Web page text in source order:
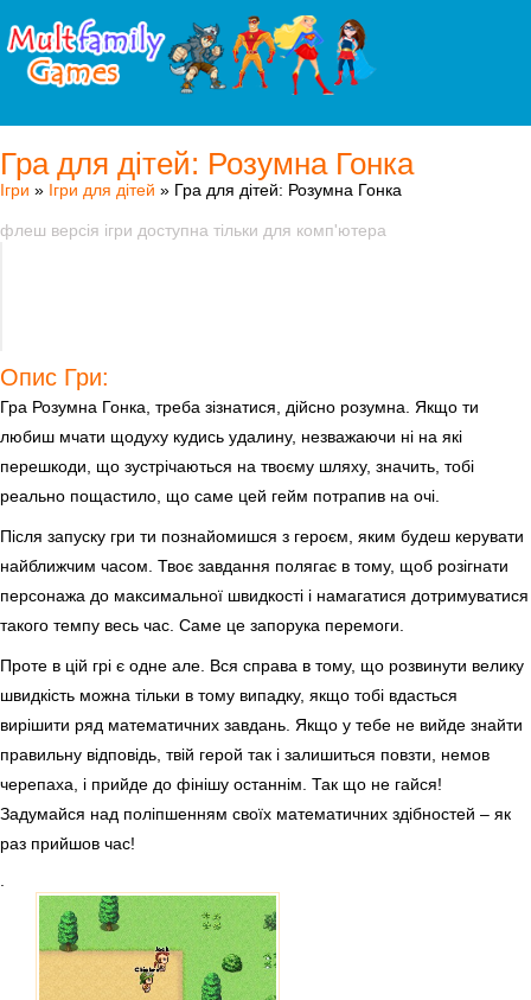
Гра для дітей: Розумна Гонка
Ігри » Ігри для дітей » Гра для дітей: Розумна Гонка
флеш версія ігри доступна тільки для комп'ютера
Опис Гри:
Гра Розумна Гонка, треба зізнатися, дійсно розумна. Якщо ти
любиш мчати щодуху кудись удалину, незважаючи ні на які
перешкоди, що зустрічаються на твоєму шляху, значить, тобі
реально пощастило, що саме цей гейм потрапив на очі.
Після запуску гри ти познайомишся з героєм, яким будеш керувати
найближчим часом. Твоє завдання полягає в тому, щоб розігнати
персонажа до максимальної швидкості і намагатися дотримуватися
такого темпу весь час. Саме це запорука перемоги.
Проте в цій грі є одне але. Вся справа в тому, що розвинути велику
швидкість можна тільки в тому випадку, якщо тобі вдасться
вирішити ряд математичних завдань. Якщо у тебе не вийде знайти
правильну відповідь, твій герой так і залишиться повзти, немов
черепаха, і прийде до фінішу останнім. Так що не гайся!
Задумайся над поліпшенням своїх математичних здібностей – як
раз прийшов час!